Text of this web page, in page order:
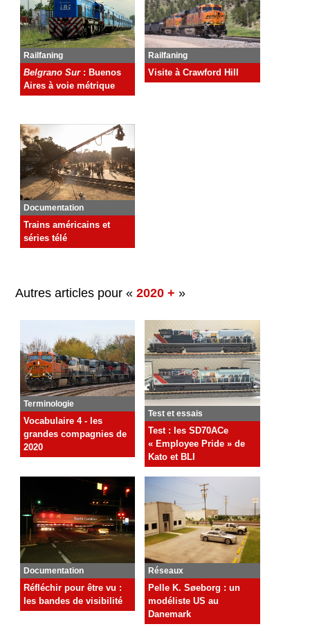
Railfaning
Belgrano Sur: Buenos
Aires à voie métrique
Railfaning
Visite à Crawford Hill
Documentation
Trains américains et
séries télé
Autres articles pour « 2020 + »
Terminologie
Vocabulaire 4 - les
grandes compagnies de
2020
Test et essais
Test : les SD70ACe
« Employee Pride » de
Kato et BLI
Documentation
Réfléchir pour être vu :
les bandes de visibilité
Réseaux
Pelle K. Søeborg : un
modéliste US au
Danemark